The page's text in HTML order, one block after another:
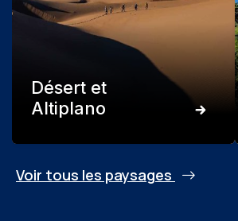
Désert et
Altiplano
Voir tous les paysages